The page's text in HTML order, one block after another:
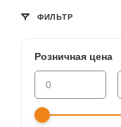
ФИЛЬТР
Розничная цена